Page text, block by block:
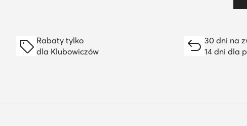
Rabaty tylko
dla Klubowiczów
30 dni na
14 dni dla